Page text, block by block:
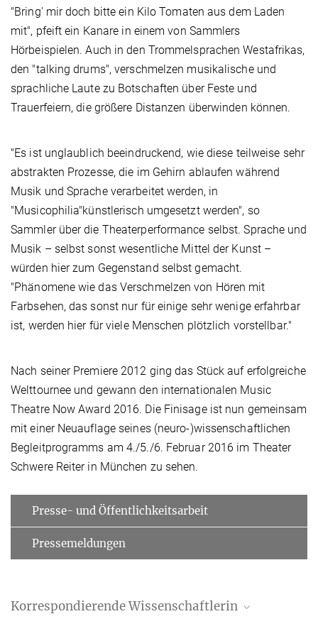
"Bring' mir doch bitte ein Kilo Tomaten aus dem Laden
mit", pfeift ein Kanare in einem von Sammlers
Hörbeispielen. Auch in den Trommelsprachen Westafrikas,
den "talking drums", verschmelzen musikalische und
sprachliche Laute zu Botschaften über Feste und
Trauerfeiern, die größere Distanzen überwinden können.
"Es ist unglaublich beeindruckend, wie diese teilweise sehr
abstrakten Prozesse, die im Gehirn ablaufen während
Musik und Sprache verarbeitet werden, in
"Musicophilia"künstlerisch umgesetzt werden", so
Sammler über die Theaterperformance selbst. Sprache und
Musik – selbst sonst wesentliche Mittel der Kunst –
würden hier zum Gegenstand selbst gemacht.
"Phänomene wie das Verschmelzen von Hören mit
Farbsehen, das sonst nur für einige sehr wenige erfahrbar
ist, werden hier für viele Menschen plötzlich vorstellbar."
Nach seiner Premiere 2012 ging das Stück auf erfolgreiche
Welttournee und gewann den internationalen Music
Theatre Now Award 2016. Die Finisage ist nun gemeinsam
mit einer Neuauflage seines (neuro-)wissenschaftlichen
Begleitprogramms am 4./5./6. Februar 2016 im Theater
Schwere Reiter in München zu sehen.
Presse- und Öffentlichkeitsarbeit
Pressemeldungen
Korrespondierende Wissenschaftlerin